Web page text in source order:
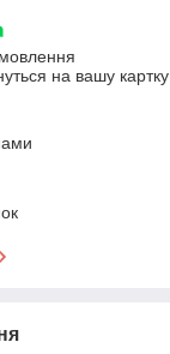
на вашу картку